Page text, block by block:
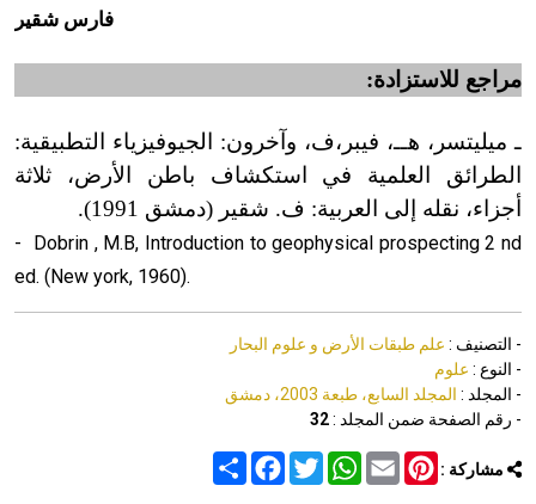
فارس شقير
مراجع للاستزادة:
ـ ميليتسر، هــ، فيبر،ف، وآخرون: الجيوفيزياء التطبيقية:
الطرائق العلمية في استكشاف باطن الأرض، ثلاثة
أجزاء، نقله إلى العربية: ف. شقير (دمشق 1991).
-
Dobrin , M.B, Introduction to geophysical prospecting 2 nd
ed. (New york, 1960).
- التصنيف : علم طبقات الأرض و علوم البحار
- النوع : علوم
- المجلد : المجلد السابع، طبعة 2003، دمشق
- رقم الصفحة ضمن المجلد :32
مشاركة : Share
FacebookTwitter
WhatsAppEmail
Pinterest